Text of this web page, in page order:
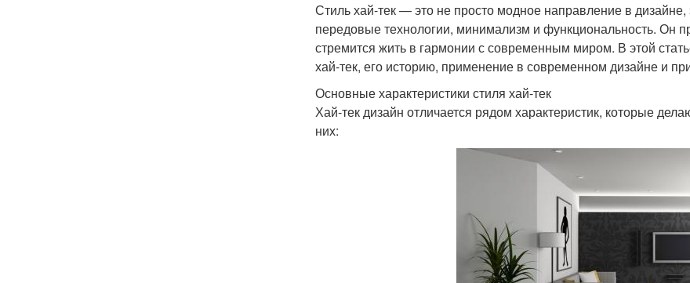
Стиль хай-тек — это не просто модное направление в
передовые технологии, минимализм и функциональность. Он
стремится жить в гармонии с современным миром. В этой
хай-тек, его историю, применение в современном дизайне и
Основные характеристики стиля хай-тек
Хай-тек дизайн отличается рядом характеристик, которые
них: